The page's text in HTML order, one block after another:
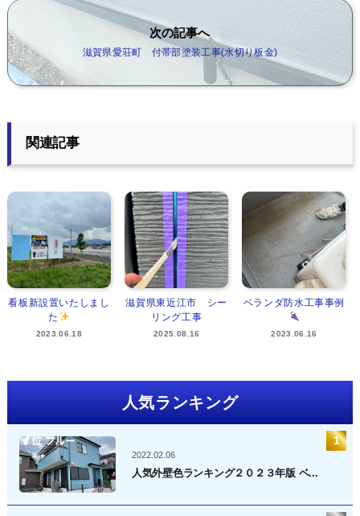
次の記事へ
滋賀県愛荘町 付帯部塗装工事(水切り板金)
関連記事
看板新設置いたしまし
た
2023.06.18
滋賀県東近江市 シー
リング工事
2025.08.16
ベランダ防水工事事例
2023.06.16
人気ランキング
2022.02.06
人気外壁色ランキング２０２３年版 ベ...